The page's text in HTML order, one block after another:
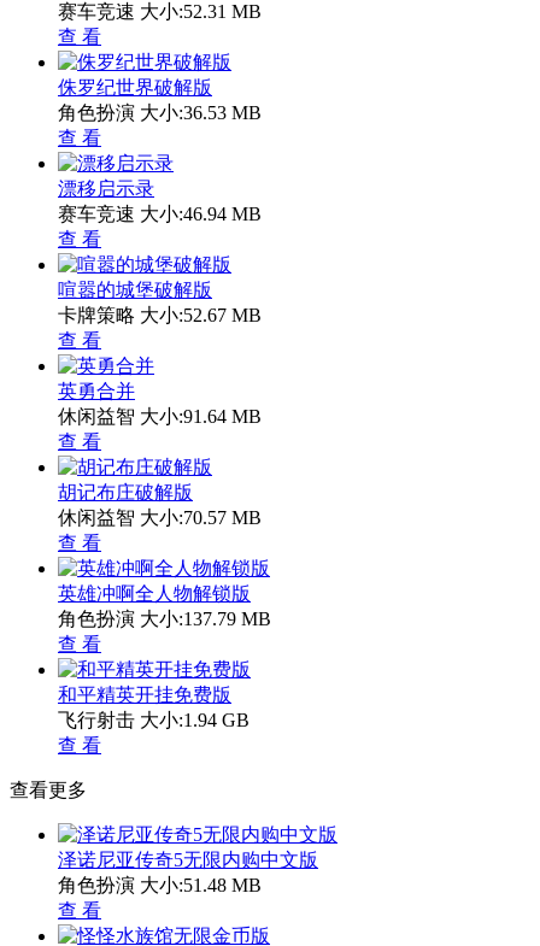
赛车竞速 大小:52.31 MB
查 看
侏罗纪世界破解版
角色扮演 大小:36.53 MB
查 看
漂移启示录
赛车竞速 大小:46.94 MB
查 看
喧嚣的城堡破解版
卡牌策略 大小:52.67 MB
查 看
英勇合并
休闲益智 大小:91.64 MB
查 看
胡记布庄破解版
休闲益智 大小:70.57 MB
查 看
英雄冲啊全人物解锁版
角色扮演 大小:137.79 MB
查 看
和平精英开挂免费版
飞行射击 大小:1.94 GB
查 看
查看更多
泽诺尼亚传奇5无限内购中文版
角色扮演 大小:51.48 MB
查 看